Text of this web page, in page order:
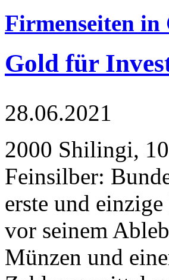
Firmenseiten in
Gold für
28.06.2021
2000 Shilingi,
Feinsilber:
erste und
vor seinem
Münzen und